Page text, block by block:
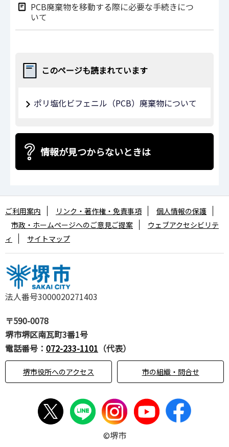
PCB廃棄物を移動する際に必要な手続きにつ
いて
このページも読まれています
ポリ塩化ビフェニル（PCB）廃棄物について
情報が見つからないときは
法人番号3000020271403
〒590-0078
堺市堺区南瓦町3番1号
電話番号： 072-233-1101 （代表）
堺市役所へのアクセス 市の組織・問合せ
ご利用案内 リンク・著作権・免責事項
個人情報の保護
市政・ホームページへのご意見ご提案
ウェブアクセシビリテ
ィ
サイトマップ
©堺市